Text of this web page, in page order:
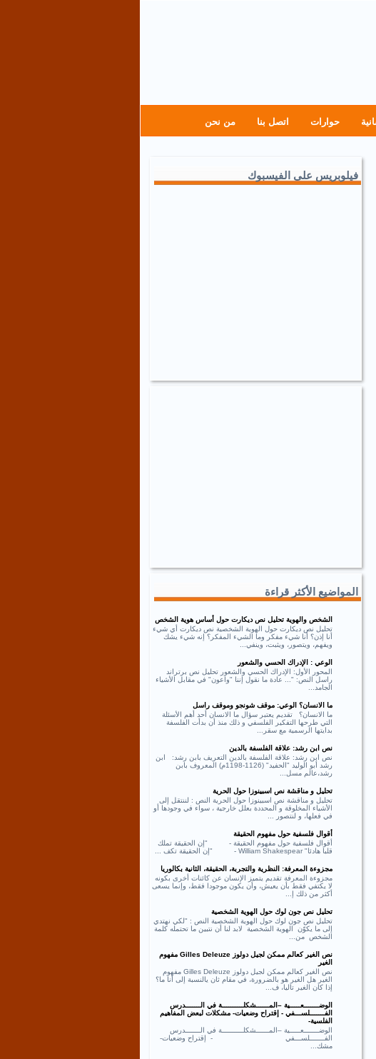
حوارات اتصل بنا من نحن
فيلوبريس على الفيسبوك
المواضيع الأكثر قراءة
الشخص والهوية تحليل نص ديكارت حول أساس هوية الشخص
تحليل نص ديكارت حول الهوية الشخصية نص ديكارت أي شيء
أنا إذن؟ أنا شيء مفكر وما الشيء المفكر؟ إنه شيء يشك
ويفهم، ويتصور، ويثبت، وينفي...
الوعي : الإدراك الحسي والشعور
المحور الأول: الإدراك الحسي والشعور تحليل نص برتراند
راسل النص: "... عادة ما نقول إننا "واعون" في مقابل الأشياء
الجامد...
ما الانسان؟ الوعي: موقف شونجو وموقف راسل
ما الانسان؟ تقديم يعتبر سؤال ما الانسان أحد أهم الأسئلة
التي طرحها التفكير الفلسفي و ذلك منذ أن بدأت الفلسفة
بدايتها الرسمية مع سقر...
نص ابن رشد: علاقة الفلسفة بالدين
نص ابن رشد: علاقة الفلسفة بالدين التعريف بابن رشد: ابن
رشد أبو الوليد "الحفيد" (1126-1198م) المعروف بابن
رشد،عالم مسل...
تحليل و مناقشة نص اسبينوزا حول الحرية
تحليل و مناقشة نص اسبينوزا حول الحرية النص : لننتقل إلى
الأشياء المخلوقة و المحددة بعلل خارجية ، سواء في وجودها أو
في فعلها، و لنتصور ...
أقوال فلسفية حول مفهوم الحقيقة
أقوال فلسفية حول مفهوم الحقيقة - "إن الحقيقة تملك
قلبا هادئا" William Shakespear - "إن الحقيقة تكف ...
مجزوءة المعرفة: النظرية والتجربة، الحقيقة، الثانية بكالوريا
مجزوءة المعرفة تقديم يتميز الإنسان عن كائنات أخرى بكونه
لا يكتفي فقط بأن يعيش، وأن يكون موجودا فقط، وإنما يسعى
أكثر من ذلك إ...
تحليل نص جون لوك حول الهوية الشخصية
تحليل نص جون لوك حول الهوية الشخصية النص : "لكي نهتدي
إلى ما يكوّن الهوية الشخصية لابد لنا أن نتبين ما تحتمله كلمة
الشخص من...
نص الغير كعالم ممكن لجيل دولوز Gilles Deleuze مفهوم
الغير
نص الغير كعالم ممكن لجيل دولوز Gilles Deleuze مفهوم
الغير هل الغير هو بالضرورة، في مقام ثان يالنسبة إلى أنا ما؟
إذا كان الغير تاليا، ف...
الوضـــــــعـــــية –المــــــشكلــــــــــة في الـــــــدرس
الفـــــــلســـفي - إقتراح وضعيات- مشكلات لبعض المفاهيم
الفلسية-
الوضـــــــعـــــية –المــــــشكلــــــــــة في الـــــــدرس
الفـــــــلســـفي - إقتراح وضعيات-
مشك...